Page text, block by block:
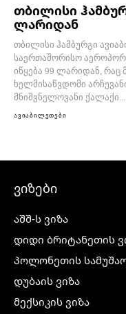
თბილისი
ლარიდან
თბილისი ჰამბურგი
საერთაშორისო
იწყება 99 ლარიდან,
ხელმისაწვდომი
მნიშვნელოვანი ქალაქი...
ავიაბილეთები
ვიზები
აშშ-ს ვიზა
დიდი ბრიტანეთის
პოლონეთის
დუბაის ვიზა
მექსიკის ვიზა